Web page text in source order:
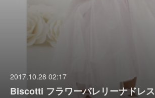
2017.10.28 02:17
Biscotti フラワーバレリーナドレス